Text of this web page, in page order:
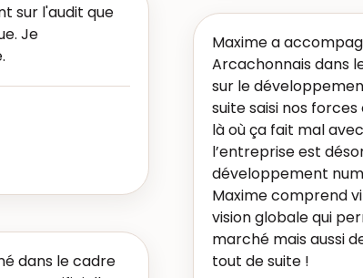
sur l'audit que
Je
dans le cadre
Maxime a
Arcachonnais dans
sur le
suite saisi nos
là où ça fait mal
l’entreprise est
développement
Maxime comprend
vision globale qui
marché mais aussi
tout de suite !